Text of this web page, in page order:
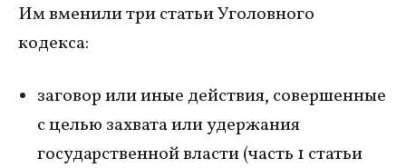
Им вменили три статьи Уголовного
кодекса:
заговор или иные действия, совершенные
с целью захвата или удержания
государственной власти (часть 1 статьи